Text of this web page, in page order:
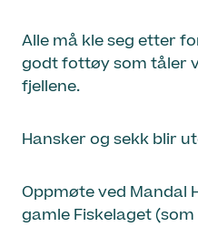
Alle må kle seg etter
godt fottøy som tåler
fjellene.
Hansker og sekk blir
Oppmøte ved Mandal
gamle Fiskelaget